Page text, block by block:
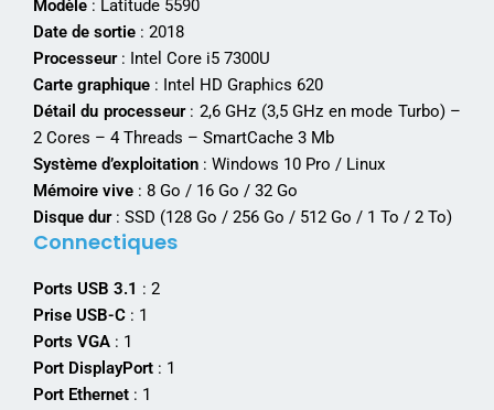
Modèle : Latitude 5590
Date de sortie : 2018
Processeur: Intel Core i5 7300U
Carte graphique : Intel HD Graphics 620
Détail du processeur: 2,6 GHz (3,5 GHz en mode Turbo) –
2 Cores – 4 Threads – SmartCache 3 Mb
Système d’exploitation : Windows 10 Pro / Linux
Mémoire vive : 8 Go / 16 Go / 32 Go
Disque dur: SSD (128 Go / 256 Go / 512 Go / 1 To / 2 To)
Connectiques
Ports USB 3.1 : 2
Prise USB-C : 1
Ports VGA : 1
Port DisplayPort : 1
Port Ethernet : 1